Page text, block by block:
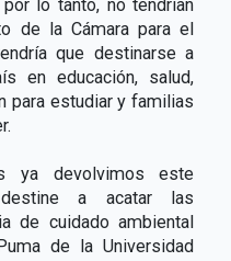
lo tanto, no tendrían
de la Cámara para el
que destinarse a
en educación, salud,
para estudiar y familias
ya devolvimos este
a acatar las
de cuidado ambiental
de la Universidad